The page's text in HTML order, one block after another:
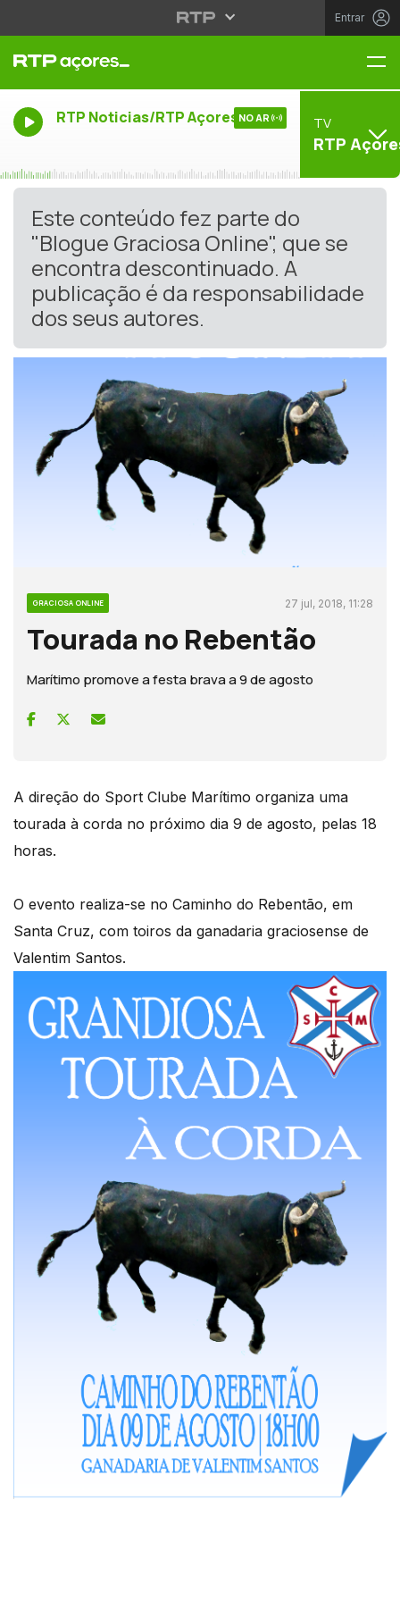
Entrar
RTP Noticias/RTP Açores NO AR TV
RTP
Este conteúdo fez parte do
"Blogue Graciosa Online", que se
encontra descontinuado. A
publicação é da responsabilidade
dos seus autores.
GRACIOSA ONLINE 27 jul, 2018, 11:28
Tourada no Rebentão
Marítimo promove a festa brava a 9 de agosto
A direção do Sport Clube Marítimo organiza uma
tourada à corda no próximo dia 9 de agosto, pelas 18
horas.
O evento realiza-se no Caminho do Rebentão, em
Santa Cruz, com toiros da ganadaria graciosense de
Valentim Santos.